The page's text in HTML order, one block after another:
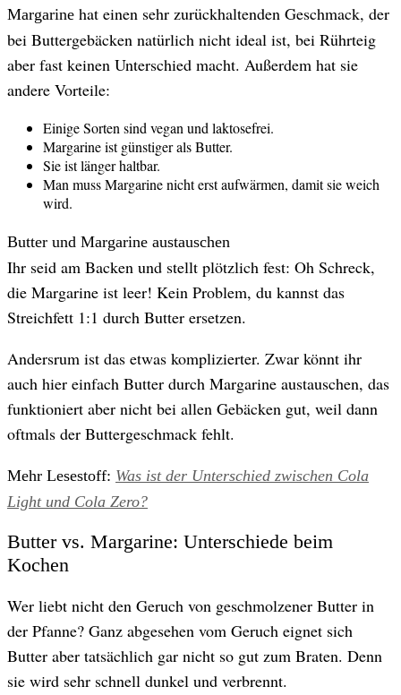
Margarine hat einen sehr zurückhaltenden Geschmack, der
bei Buttergebäcken natürlich nicht ideal ist, bei Rührteig
aber fast keinen Unterschied macht. Außerdem hat sie
andere Vorteile:
Einige Sorten sind vegan und laktosefrei.
Margarine ist günstiger als Butter.
Sie ist länger haltbar.
Man muss Margarine nicht erst aufwärmen, damit sie weich
wird.
Butter und Margarine austauschen
Ihr seid am Backen und stellt plötzlich fest: Oh Schreck,
die Margarine ist leer! Kein Problem, du kannst das
Streichfett 1:1 durch Butter ersetzen.
Andersrum ist das etwas komplizierter. Zwar könnt ihr
auch hier einfach Butter durch Margarine austauschen, das
funktioniert aber nicht bei allen Gebäcken gut, weil dann
oftmals der Buttergeschmack fehlt.
Mehr Lesestoff: Was ist der Unterschied zwischen Cola
Light und Cola Zero?
Butter vs. Margarine: Unterschiede beim
Kochen
Wer liebt nicht den Geruch von geschmolzener Butter in
der Pfanne? Ganz abgesehen vom Geruch eignet sich
Butter aber tatsächlich gar nicht so gut zum Braten. Denn
sie wird sehr schnell dunkel und verbrennt.